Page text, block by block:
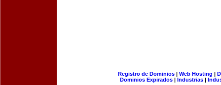
Registro de Dominios| Web Hosting |
Dominios Expirados | Industrias |